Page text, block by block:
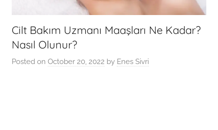
Cilt Bakım Uzmanı Maaşları Ne Kadar?
Nasıl Olunur?
Posted on October 20, 2022 by Enes Sivri